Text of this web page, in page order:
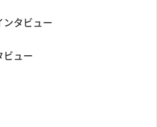
タビュー
ビュー